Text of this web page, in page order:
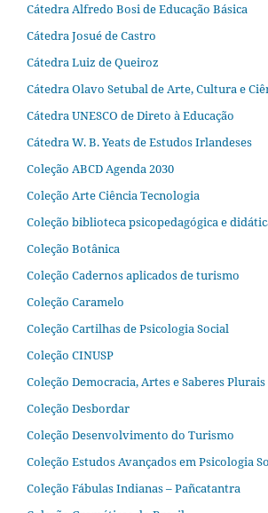
Cátedra Alfredo Bosi de Educação Básica
Cátedra Josué de Castro
Cátedra Luiz de Queiroz
Cátedra Olavo Setubal de Arte, Cultura e
Cátedra UNESCO de Direto à Educação
Cátedra W. B. Yeats de Estudos Irlandeses
Coleção ABCD Agenda 2030
Coleção Arte Ciência Tecnologia
Coleção biblioteca psicopedagógica e
Coleção Botânica
Coleção Cadernos aplicados de turismo
Coleção Caramelo
Coleção Cartilhas de Psicologia Social
Coleção CINUSP
Coleção Democracia, Artes e Saberes Plurais
Coleção Desbordar
Coleção Desenvolvimento do Turismo
Coleção Estudos Avançados em Psicologia
Coleção Fábulas Indianas – Pañcatantra